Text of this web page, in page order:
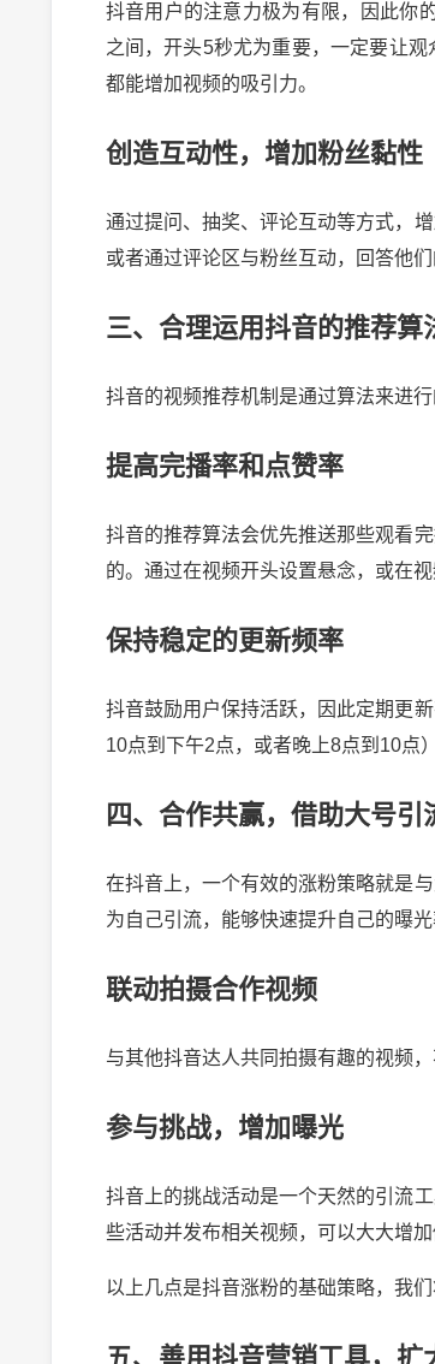
抖音用户的注意力极为有限，因此你
之间，开头5秒尤为重要，一定要让
都能增加视频的吸引力。
创造互动性，增加粉丝黏性
通过提问、抽奖、评论互动等方式，
或者通过评论区与粉丝互动，回答他
三、合理运用抖音的推荐算
抖音的视频推荐机制是通过算法来进
提高完播率和点赞率
抖音的推荐算法会优先推送那些观看
的。通过在视频开头设置悬念，或在
保持稳定的更新频率
抖音鼓励用户保持活跃，因此定期更
10点到下午2点，或者晚上8点到10点
四、合作共赢，借助大号引
在抖音上，一个有效的涨粉策略就是
为自己引流，能够快速提升自己的曝光
联动拍摄合作视频
与其他抖音达人共同拍摄有趣的视频
参与挑战，增加曝光
抖音上的挑战活动是一个天然的引流
些活动并发布相关视频，可以大大增加
以上几点是抖音涨粉的基础策略，我
五、善用抖音营销工具，扩